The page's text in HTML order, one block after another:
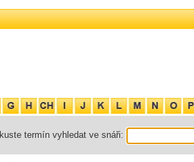
termín vyhledat ve snáři: